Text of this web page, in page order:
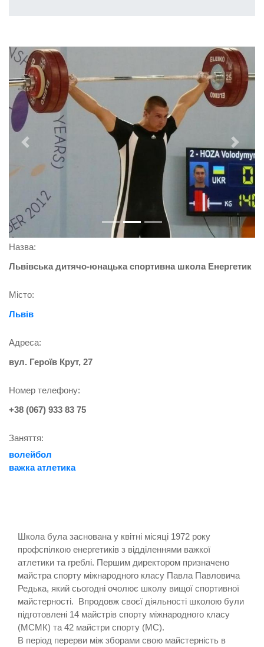
Previous Next
Назва:
Львівська дитячо-юнацька спортивна школа Енергетик
Місто:
Львів
Адреса:
вул. Героїв Крут, 27
Номер телефону:
+38 (067) 933 83 75
Заняття:
волейбол
важка атлетика
Школа була заснована у квітні місяці 1972 року
профспілкою енергетиків з відділеннями важкої
атлетики та греблі. Першим директором призначено
майстра спорту міжнародного класу Павла Павловича
Редька, який сьогодні очолює школу вищої спортивної
майстерності. Впродовж своєї діяльності школою були
підготовлені 14 майстрів спорту міжнародного класу
(МСМК) та 42 майстри спорту (МС).
В період перерви між зборами свою майстерність в